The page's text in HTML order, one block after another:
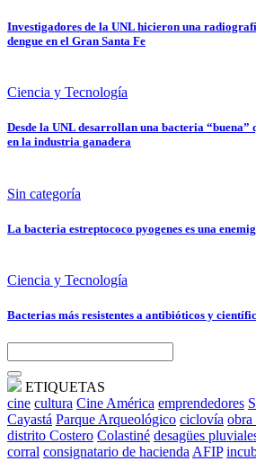
Investigadores de la UNL hicieron una
dengue en el Gran Santa Fe
Ciencia y Tecnología
Desde la UNL desarrollan una bacteria “buena”
en la industria ganadera
Sin categoría
La bacteria estreptococo pyogenes es una
Ciencia y Tecnología
Bacterias más resistentes a antibióticos y
ETIQUETAS
cine cultura Cine América emprendedores
Cayastá Parque Arqueológico ciclovía obra
distrito Costero Colastiné desagües
corral consignatario de hacienda AFIP